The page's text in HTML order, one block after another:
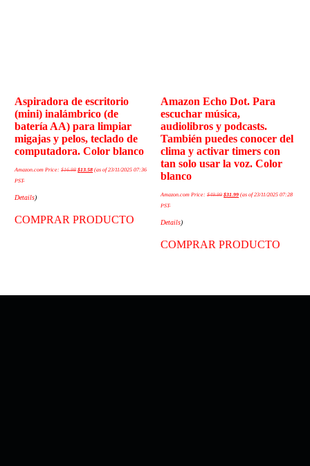
Aspiradora de escritorio
(mini) inalámbrico (de
batería AA) para limpiar
migajas y pelos, teclado de
computadora. Color blanco
Amazon.com Price:$16.98 $13.58 (as of 23/11/2025 07:36
PST-
Details)
COMPRAR PRODUCTO
Amazon Echo Dot. Para
escuchar música,
audiolibros y podcasts.
También puedes conocer del
clima y activar timers con
tan solo usar la voz. Color
blanco
Amazon.com Price:$49.99 $31.99 (as of 23/11/2025 07:28
PST-
Details)
COMPRAR PRODUCTO